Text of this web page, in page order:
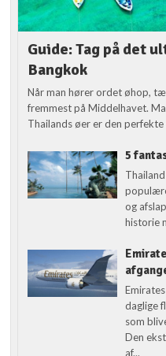
Guide: Tag på det
Bangkok
Når man hører ordet øhop,
fremmest på Middelhavet.
Thailands øer er den
5
og
historie
daglige
som
Den
af...